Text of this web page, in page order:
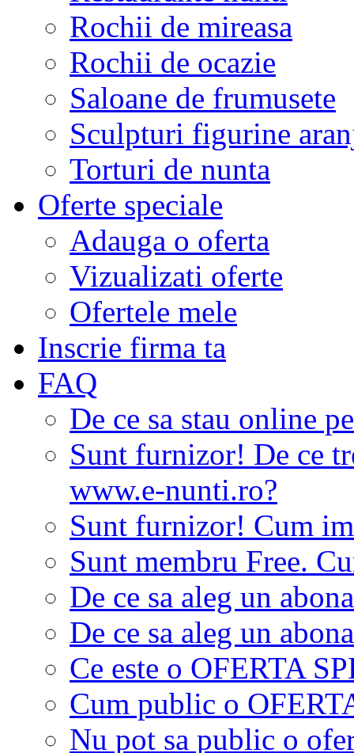
Rochii de mireasa
Rochii de ocazie
Saloane de frumusete
Sculpturi figurine
Torturi de nunta
Oferte speciale
Adauga o oferta
Vizualizati oferte
Ofertele mele
Inscrie firma ta
FAQ
De ce sa stau online
Sunt furnizor! De ce
www.e-nunti.ro?
Sunt furnizor! Cum
Sunt membru Free.
De ce sa aleg un
De ce sa aleg un
Ce este o OFERTA
Cum public o
Nu pot sa public o